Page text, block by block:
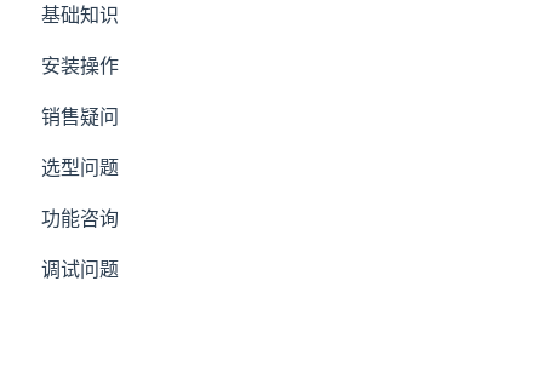
基础知识
安装操作
销售疑问
选型问题
功能咨询
调试问题